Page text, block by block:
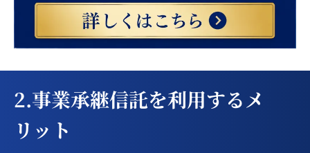
2.事業承継信託を利用するメ
リット